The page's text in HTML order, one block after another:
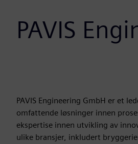
PAVIS
PAVIS Engineering GmbH er et
omfattende løsninger innen
ekspertise innen utvikling av
ulike bransjer, inkludert